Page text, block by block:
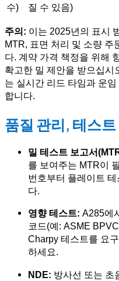
수)
질 수 있음)
주의: 이는 2025년의 표시
MTR, 표면 처리 및 소량 주
다. 계약 가격 책정을 위해
확고한 밀 제안을 받으십시
는 실시간 리드 타임과 운
합니다.
품질 관리, 테스
밀 테스트 보고서
를 보여주는 MTR이
번호부터 플레이트
다.
영향 테스트: A285에
코드(예: ASME
Charpy 테스트를 요
하세요.
NDE: 방사선 또는 초